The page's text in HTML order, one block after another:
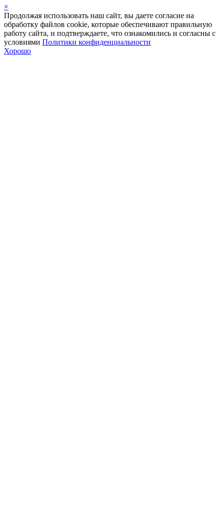
×
Продолжая использовать наш сайт, вы даете согласие на
обработку файлов cookie, которые обеспечивают правильную
работу сайта, и подтверждаете, что ознакомились и согласны с
условиями Политики конфиденциальности
Хорошо